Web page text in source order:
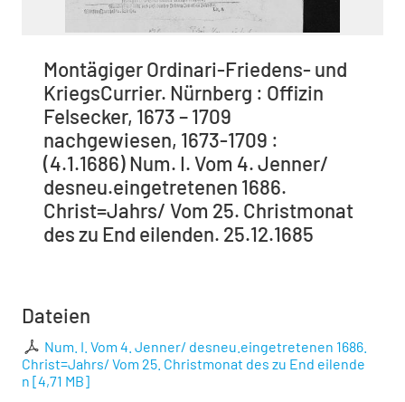
Montägiger Ordinari-Friedens- und
KriegsCurrier. Nürnberg : Offizin
Felsecker, 1673 – 1709
nachgewiesen, 1673-1709 :
(4.1.1686) Num. I. Vom 4. Jenner/
desneu.eingetretenen 1686.
Christ=Jahrs/ Vom 25. Christmonat
des zu End eilenden. 25.12.1685
Dateien
Num. I. Vom 4. Jenner/ desneu.eingetretenen 1686.
Christ=Jahrs/ Vom 25. Christmonat des zu End eilende
n [4,71 MB]